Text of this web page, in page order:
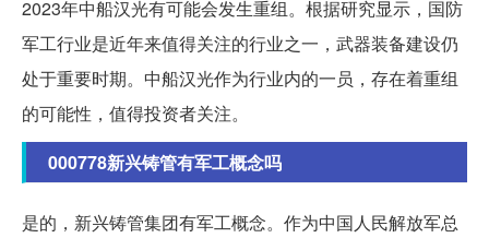
2023年中船汉光有可能会发生重组。根据研究显示，国防
军工行业是近年来值得关注的行业之一，武器装备建设仍
处于重要时期。中船汉光作为行业内的一员，存在着重组
的可能性，值得投资者关注。
000778新兴铸管有军工概念吗
是的，新兴铸管集团有军工概念。作为中国人民解放军总